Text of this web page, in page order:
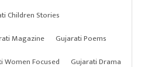
Children Stories
Magazine
Gujarati Poems
Women Focused
Gujarati Drama